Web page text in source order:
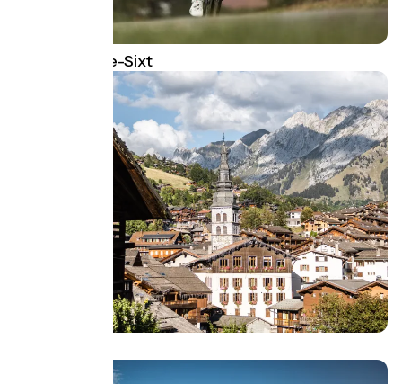
Saint-Jean-de-Sixt